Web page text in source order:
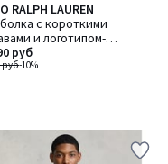
RALPH LAUREN
с короткими
и логотипом-
из трикотажа
руб-10%
руб